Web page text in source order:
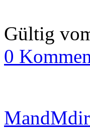
Gültig
0